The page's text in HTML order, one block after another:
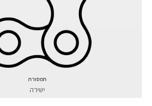
תמסורת
ישירה